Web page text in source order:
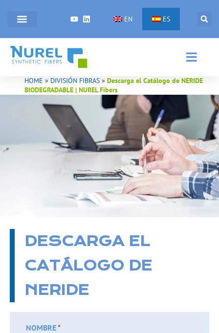
EN ES
HOME » DIVISIÓN FIBRAS » Descarga el Catálogo de NERIDE
BIODEGRADABLE | NUREL Fibers
DESCARGA EL
CATÁLOGO DE
NERIDE
NOMBRE*